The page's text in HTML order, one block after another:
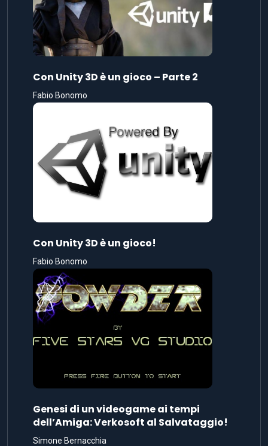
Con Unity 3D è un gioco – Parte 2
Fabio Bonomo
Con Unity 3D è un gioco!
Fabio Bonomo
Genesi di un videogame ai tempi
dell’Amiga: Verkosoft al Salvataggio!
Simone Bernacchia